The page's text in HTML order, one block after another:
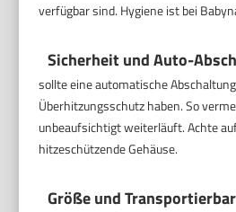
verfügbar sind. Hygiene ist bei
Sicherheit und Auto-
sollte eine automatische
Überhitzungsschutz haben. So
unbeaufsichtigt weiterläuft. Achte
hitzeschützende Gehäuse.
Größe und